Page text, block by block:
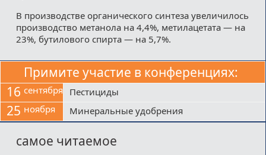
В производстве органического синтеза увеличилось
производство метанола на 4,4%, метилацетата — на
23%, бутилового спирта — на 5,7%.
Примите участие в конференциях:
16 сентября Пестициды
25 ноября Минеральные удобрения
самое читаемое